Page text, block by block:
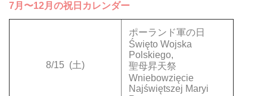
7月〜12月の祝日カレンダー
8/15 (土)
ポーランド軍の日
Święto Wojska
Polskiego,
聖母昇天祭
Wniebowzięcie
Najświętszej Maryi